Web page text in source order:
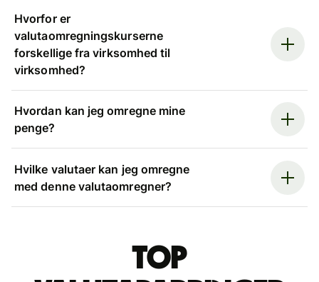
Hvorfor er
valutaomregningskurserne
forskellige fra virksomhed til
virksomhed?
Hvordan kan jeg omregne mine
penge?
Hvilke valutaer kan jeg omregne
med denne valutaomregner?
Top